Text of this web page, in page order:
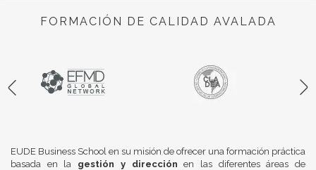
FORMACIÓN DE CALIDAD AVALADA
EUDE Business School en su misión de ofrecer una formación práctica
basada en la gestión y dirección en las diferentes áreas de